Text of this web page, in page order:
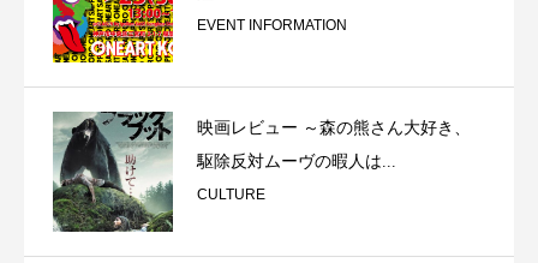
EVENT INFORMATION
映画レビュー ～森の熊さん大好き、
駆除反対ムーヴの暇人は...
CULTURE